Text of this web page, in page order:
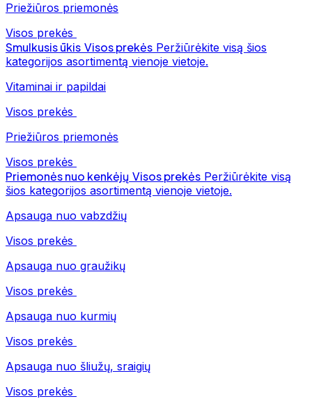
Priežiūros priemonės
Visos prekės
Smulkusis ūkis Visos prekės Peržiūrėkite visą šios
kategorijos asortimentą vienoje vietoje.
Vitaminai ir papildai
Visos prekės
Priežiūros priemonės
Visos prekės
Priemonės nuo kenkėjų Visos prekės Peržiūrėkite visą
šios kategorijos asortimentą vienoje vietoje.
Apsauga nuo vabzdžių
Visos prekės
Apsauga nuo graužikų
Visos prekės
Apsauga nuo kurmių
Visos prekės
Apsauga nuo šliužų, sraigių
Visos prekės